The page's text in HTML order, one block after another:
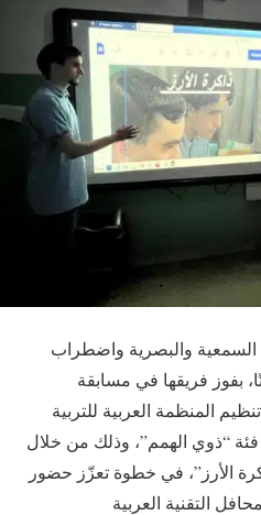
والبصرية واضطراب
بفوز فريقها في مسابقة
المنظمة العربية للتربية
فئة “ذوي الهمم”، وذلك من خلال
الأرز”، في خطوة تعزّز حضور